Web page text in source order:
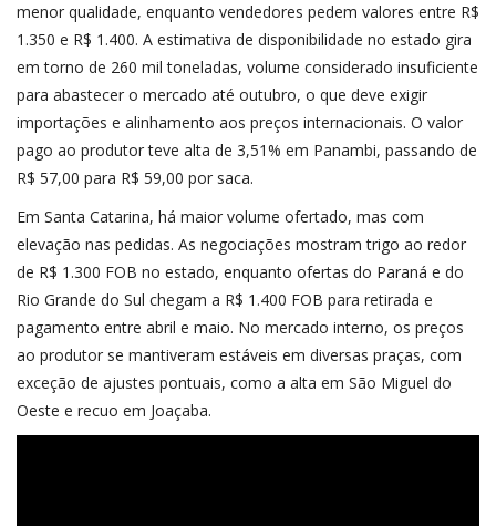
menor qualidade, enquanto vendedores pedem valores entre R$
1.350 e R$ 1.400. A estimativa de disponibilidade no estado gira
em torno de 260 mil toneladas, volume considerado insuficiente
para abastecer o mercado até outubro, o que deve exigir
importações e alinhamento aos preços internacionais. O valor
pago ao produtor teve alta de 3,51% em Panambi, passando de
R$ 57,00 para R$ 59,00 por saca.
Em Santa Catarina, há maior volume ofertado, mas com
elevação nas pedidas. As negociações mostram trigo ao redor
de R$ 1.300 FOB no estado, enquanto ofertas do Paraná e do
Rio Grande do Sul chegam a R$ 1.400 FOB para retirada e
pagamento entre abril e maio. No mercado interno, os preços
ao produtor se mantiveram estáveis em diversas praças, com
exceção de ajustes pontuais, como a alta em São Miguel do
Oeste e recuo em Joaçaba.